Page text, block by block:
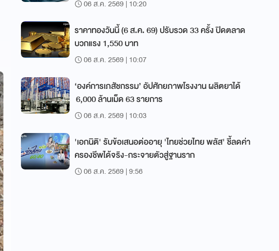
06 ส.ค. 2569 | 10:20
ราคาทองวันนี้ (6 ส.ค. 69) ปรับรวด 33 ครั้ง ปิดตลาด
บวกแรง 1,550 บาท
06 ส.ค. 2569 | 10:07
‘องค์การเภสัชกรรม’ อัปศักยภาพโรงงาน ผลิตยาได้
6,000 ล้านเม็ด 63 รายการ
06 ส.ค. 2569 | 10:03
'เอกนิติ' รับข้อเสนอต่ออายุ 'ไทยช่วยไทย พลัส' ชี้ลดค่า
ครองชีพได้จริง-กระจายตัวสู่ฐานราก
06 ส.ค. 2569 | 9:56